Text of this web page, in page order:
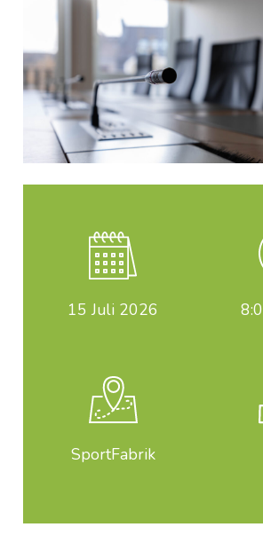
15 Juli 2026
SportFabrik